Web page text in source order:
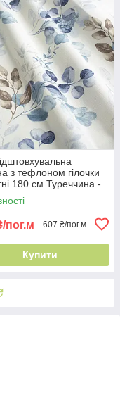
з тефлоном гілочки
180 см Туреччина -
мотив
пог.м 607 ₴/пог.м
Купити